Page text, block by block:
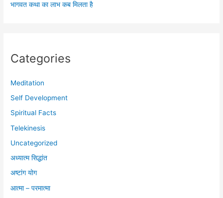
भागवत कथा का लाभ कब मिलता है
Categories
Meditation
Self Development
Spiritual Facts
Telekinesis
Uncategorized
अध्यात्म सिद्धांत
अष्टांग योग
आत्मा – परमात्मा